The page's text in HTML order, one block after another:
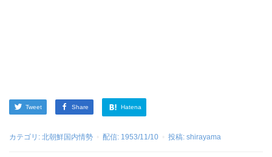
Tweet Share Hatena
カテゴリ: 北朝鮮国内情勢 配信: 1953/11/10 投稿: shirayama